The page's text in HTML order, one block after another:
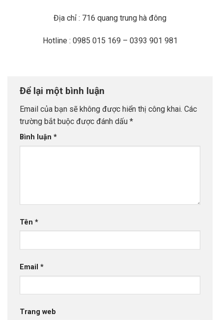
Địa chỉ : 716 quang trung hà đông
Hotline : 0985 015 169 – 0393 901 981
Để lại một bình luận
Email của bạn sẽ không được hiển thị công khai. Các
trường bắt buộc được đánh dấu *
Bình luận *
Tên *
Email *
Trang web